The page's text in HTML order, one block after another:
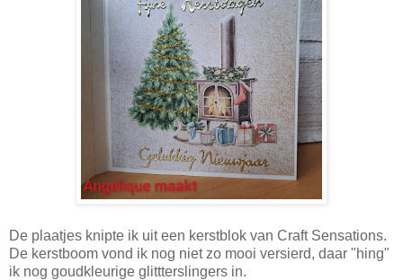
De plaatjes knipte ik uit een kerstblok van Craft Sensations.
De kerstboom vond ik nog niet zo mooi versierd, daar "hing"
ik nog goudkleurige glittterslingers in.